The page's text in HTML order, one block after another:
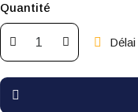
Quantité